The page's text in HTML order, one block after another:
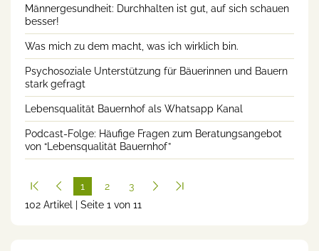
Männergesundheit: Durchhalten ist gut, auf sich schauen
besser!
Was mich zu dem macht, was ich wirklich bin.
Psychosoziale Unterstützung für Bäuerinnen und Bauern
stark gefragt
Lebensqualität Bauernhof als Whatsapp Kanal
Podcast-Folge: Häufige Fragen zum Beratungsangebot
von “Lebensqualität Bauernhof”
1
(cur
2
3
102 Artikel | Seite 1 von 11